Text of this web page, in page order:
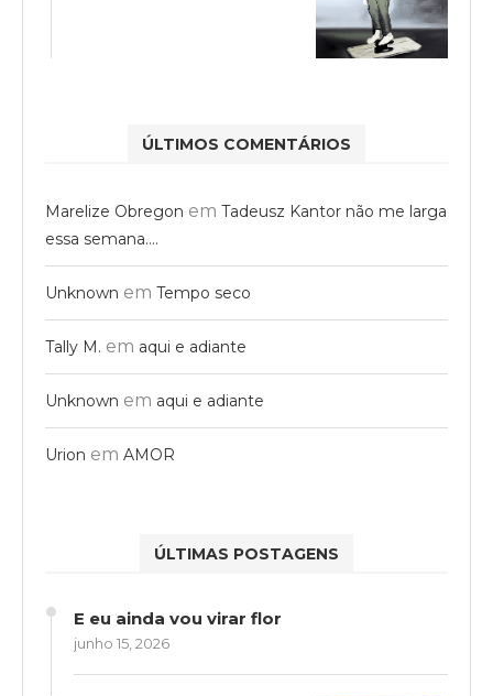
ÚLTIMOS COMENTÁRIOS
Marelize Obregon em Tadeusz Kantor não me larga
essa semana….
Unknown em Tempo seco
Tally M. em aqui e adiante
Unknown em aqui e adiante
Urion em AMOR
ÚLTIMAS POSTAGENS
E eu ainda vou virar flor
junho 15, 2026